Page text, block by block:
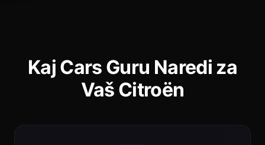
Kaj Cars Guru Naredi za
Vaš Citroën